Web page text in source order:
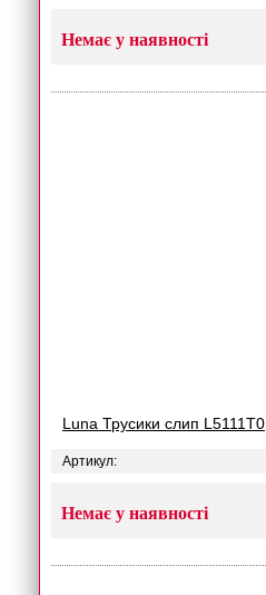
Немає у наявності
Luna Трусики слип L5111T0
Артикул:
Немає у наявності